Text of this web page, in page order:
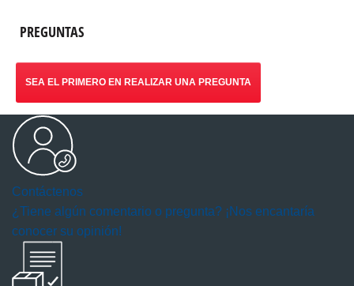
PREGUNTAS
SEA EL PRIMERO EN REALIZAR UNA PREGUNTA
Contáctenos
¿Tiene algún comentario o pregunta? ¡Nos encantaría
conocer su opinión!